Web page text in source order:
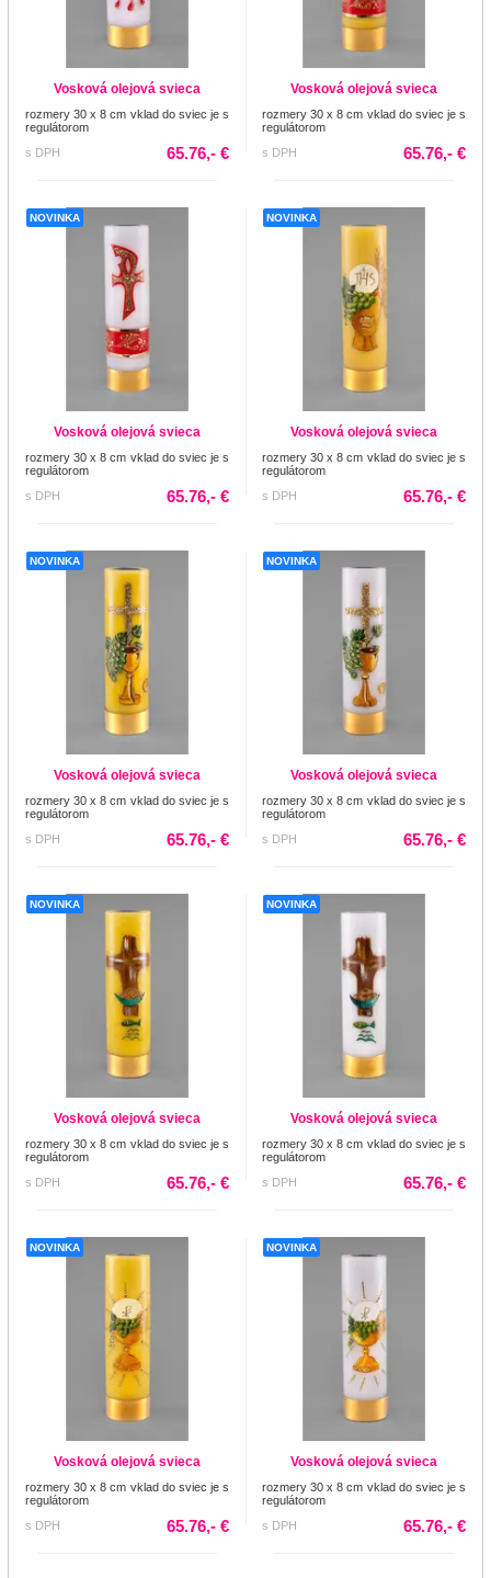
Vosková olejová svieca
rozmery 30 x 8 cm vklad do sviec je s
regulátorom
s DPH
65.76,- €
Vosková olejová svieca
rozmery 30 x 8 cm vklad do sviec je s
regulátorom
s DPH
65.76,- €
NOVINKA
Vosková olejová svieca
rozmery 30 x 8 cm vklad do sviec je s
regulátorom
s DPH
65.76,- €
NOVINKA
Vosková olejová svieca
rozmery 30 x 8 cm vklad do sviec je s
regulátorom
s DPH
65.76,- €
NOVINKA
Vosková olejová svieca
rozmery 30 x 8 cm vklad do sviec je s
regulátorom
s DPH
65.76,- €
NOVINKA
Vosková olejová svieca
rozmery 30 x 8 cm vklad do sviec je s
regulátorom
s DPH
65.76,- €
NOVINKA
Vosková olejová svieca
rozmery 30 x 8 cm vklad do sviec je s
regulátorom
s DPH
65.76,- €
NOVINKA
Vosková olejová svieca
rozmery 30 x 8 cm vklad do sviec je s
regulátorom
s DPH
65.76,- €
NOVINKA
Vosková olejová svieca
rozmery 30 x 8 cm vklad do sviec je s
regulátorom
s DPH
65.76,- €
NOVINKA
Vosková olejová svieca
rozmery 30 x 8 cm vklad do sviec je s
regulátorom
s DPH
65.76,- €